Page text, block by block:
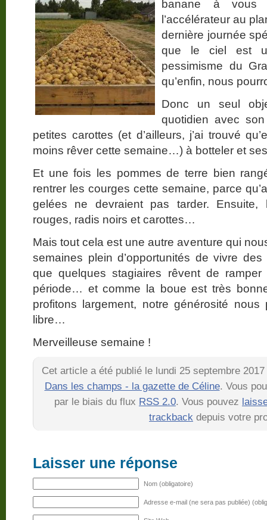
banane à vous
l’accélérateur au
dernière journée
que le ciel est
pessimisme du
qu’enfin, nous
Donc un seul
quotidien avec
petites carottes (et d’ailleurs, j’ai trouvé
moins rêver cette semaine…) à botteler et
Et une fois les pommes de terre bien
rentrer les courges cette semaine, parce
gelées ne devraient pas tarder. Ensuite,
rouges, radis noirs et carottes…
Mais tout cela est une autre aventure qui
semaines plein d’opportunités de vivre
que quelques stagiaires rêvent de
période… et comme la boue est très
profitons largement, notre générosité
libre…
Merveilleuse semaine !
Cet article a été publié le lundi 25 septembre
Dans les champs - la gazette de Céline. Vous
par le biais du flux RSS 2.0. Vous pouvez
trackback depuis votre
Laisser une réponse
Nom (obligatoire)
Adresse e-mail (ne sera pas publiée)